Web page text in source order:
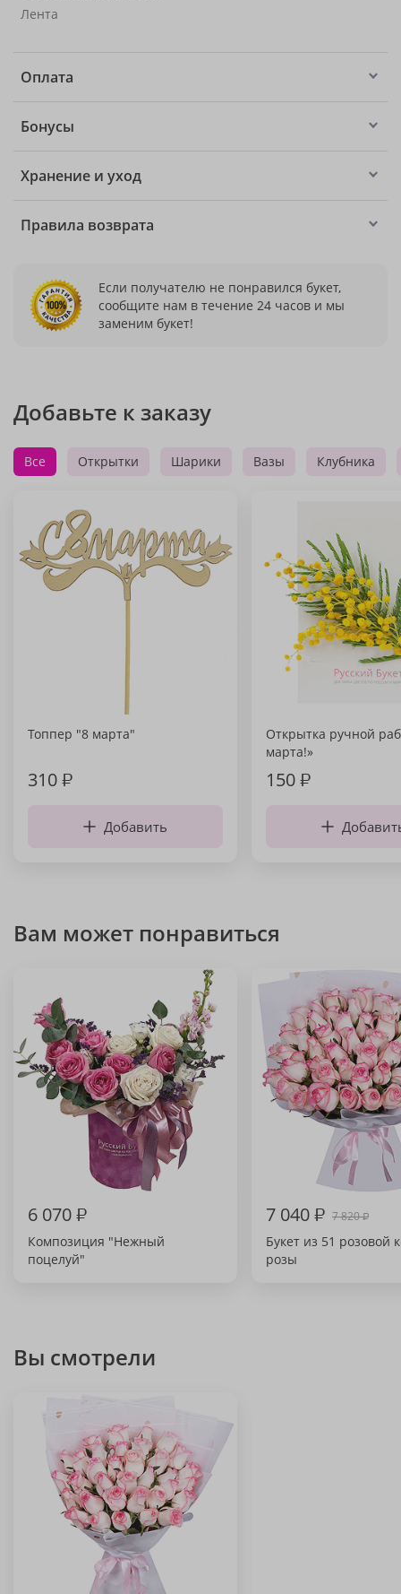
Лента
Оплата
Бонусы
Хранение и уход
Правила возврата
Если получателю не понравился букет,
сообщите нам в течение 24 часов и мы
заменим букет!
Добавьте к заказу
Все Открытки Шарики Вазы Клубника
Топпер "8 марта"
310₽
Добавить
Открытка ручной
марта!»
150₽
Вам может понравиться
6 070₽
Композиция "Нежный
поцелуй"
7 040₽ 7 820₽
Букет из 51 розовой
розы
Вы смотрели